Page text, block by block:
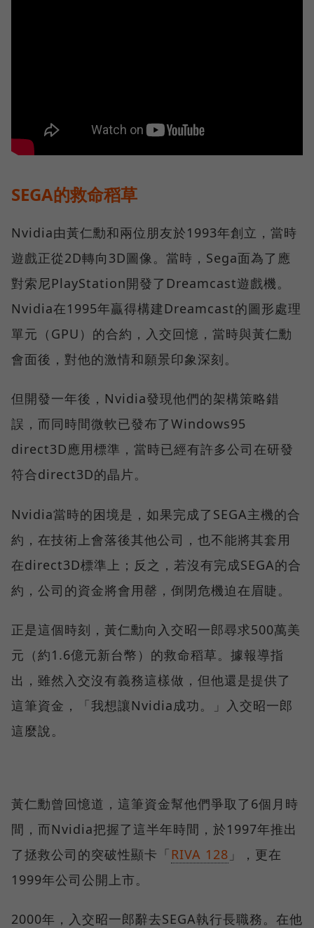
SEGA的救命稻草
Nvidia由黃仁勳和兩位朋友於1993年創立，當時
遊戲正從2D轉向3D圖像。當時，Sega面為了應
對索尼PlayStation開發了Dreamcast遊戲機。
Nvidia在1995年贏得構建Dreamcast的圖形處理
單元（GPU）的合約，入交回憶，當時與黃仁勳
會面後，對他的激情和願景印象深刻。
但開發一年後，Nvidia發現他們的架構策略錯
誤，而同時間微軟已發布了Windows95
direct3D應用標準，當時已經有許多公司在研發
符合direct3D的晶片。
Nvidia當時的困境是，如果完成了SEGA主機的合
約，在技術上會落後其他公司，也不能將其套用
在direct3D標準上；反之，若沒有完成SEGA的合
約，公司的資金將會用罄，倒閉危機迫在眉睫。
正是這個時刻，黃仁勳向入交昭一郎尋求500萬美
元（約1.6億元新台幣）的救命稻草。據報導指
出，雖然入交沒有義務這樣做，但他還是提供了
這筆資金，「我想讓Nvidia成功。」入交昭一郎
這麼說。
黃仁勳曾回憶道，這筆資金幫他們爭取了6個月時
間，而Nvidia把握了這半年時間，於1997年推出
了拯救公司的突破性顯卡「RIVA 128 」，更在
1999年公司公開上市。
2000年，入交昭一郎辭去SEGA執行長職務。在他